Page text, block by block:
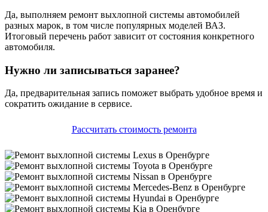
Да, выполняем ремонт выхлопной системы автомобилей
разных марок, в том числе популярных моделей ВАЗ.
Итоговый перечень работ зависит от состояния конкретного
автомобиля.
Нужно ли записываться заранее?
Да, предварительная запись поможет выбрать удобное время и
сократить ожидание в сервисе.
Рассчитать стоимость ремонта